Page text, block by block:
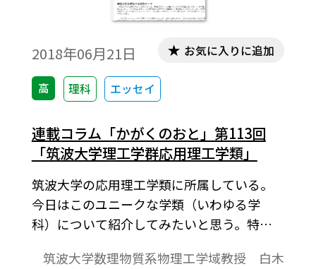
2018年06月21日
高 理科 エッセイ
お気に入りに追加
連載コラム「かがくのおと」第113回
「筑波大学理工学群応用理工学類」
筑波大学の応用理工学類に所属している。
今日はこのユニークな学類（いわゆる学
科）について紹介してみたいと思う。特徴
生で，統計力学も生命科学も化学平衡も応
筑波大学数理物質系物理工学域教授 白木